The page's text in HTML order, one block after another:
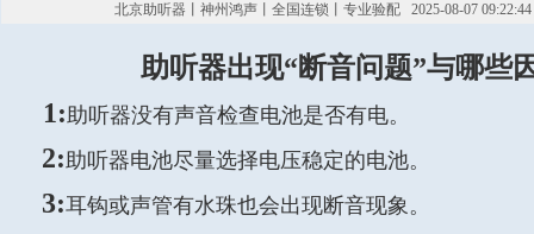
北京助听器丨神州鸿声丨全国连锁丨专业验配 2025-08-07
助听器出现“断音问题”与哪些
1:助听器没有声音检查电池是否有电。
2:助听器电池尽量选择电压稳定的电池。
3:耳钩或声管有水珠也会出现断音现象。